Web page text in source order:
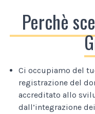
Perchè
Ci occupiamo del
registrazione del
accreditato allo
dall’integrazione